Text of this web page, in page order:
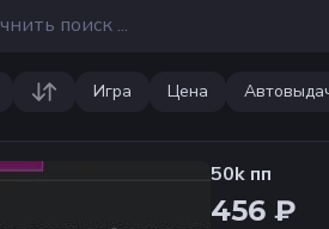
Игра Цена
50k пп
456 ₽